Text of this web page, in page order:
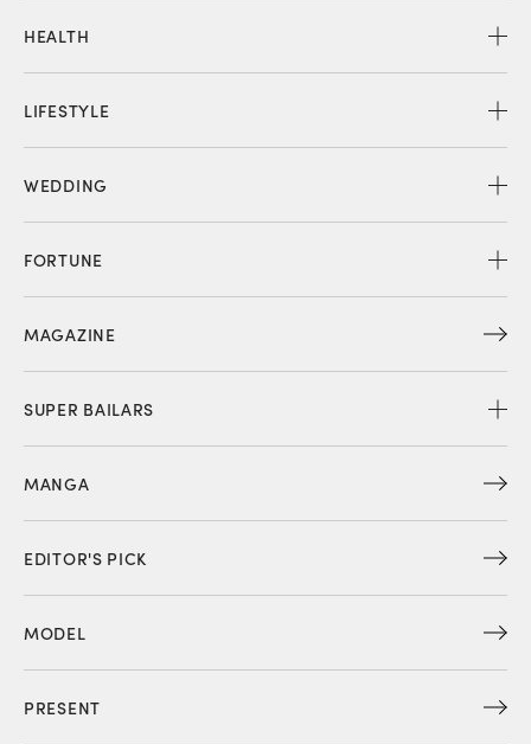
HEALTH
LIFESTYLE
WEDDING
FORTUNE
MAGAZINE
SUPER BAILARS
MANGA
EDITOR'S PICK
MODEL
PRESENT